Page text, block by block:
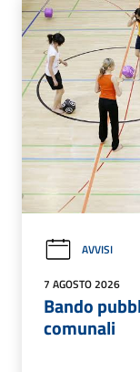
AVVISI
7 AGOSTO 2026
Bando
comunali